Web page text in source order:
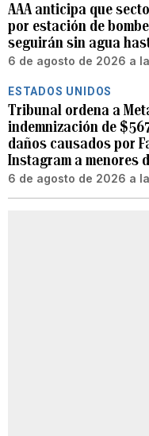
AAA anticipa que
por estación de
seguirán sin agua
6 de agosto de 2026 a
ESTADOS UNIDOS
Tribunal ordena a
indemnización de
daños causados por
Instagram a menores
6 de agosto de 2026 a